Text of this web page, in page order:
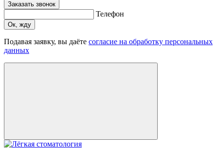
Заказать звонок
Телефон
Ок, жду
Подавая заявку, вы даёте согласие на обработку персональных
данных